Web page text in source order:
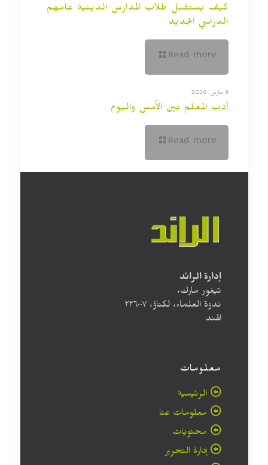
كيف يستقبل طلاب المدارس الدينية عامهم
الدراسي الجديد
Read more
8 مارس, 2026
أدب المعلم بين الأمس واليوم
Read more
إدارة الرائد
تيغور مارك،
ندوة العلماء، لكناؤ، ۲۲٦۰۰۷
الهند
معلومات
الرئيسية
معلومات عنا
محتويات
إدارة التحرير